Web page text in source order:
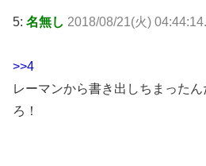
5: 名無し 2018/08/21(火)
>>4
レーマンから書き出しちまった
ろ！